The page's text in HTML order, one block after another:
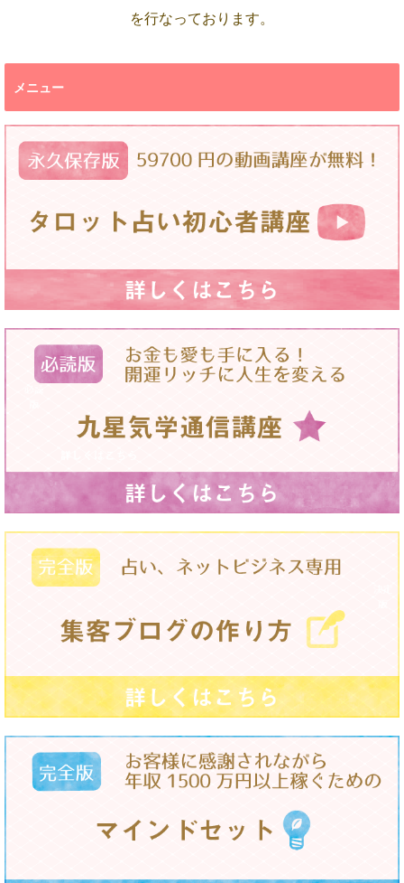
を行なっております。
メニュー